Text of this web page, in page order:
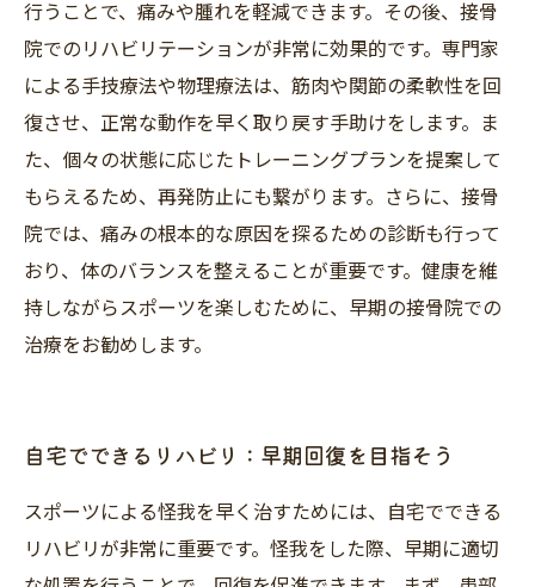
行うことで、痛みや腫れを軽減できます。その後、接骨
院でのリハビリテーションが非常に効果的です。専門家
による手技療法や物理療法は、筋肉や関節の柔軟性を回
復させ、正常な動作を早く取り戻す手助けをします。ま
た、個々の状態に応じたトレーニングプランを提案して
もらえるため、再発防止にも繋がります。さらに、接骨
院では、痛みの根本的な原因を探るための診断も行って
おり、体のバランスを整えることが重要です。健康を維
持しながらスポーツを楽しむために、早期の接骨院での
治療をお勧めします。
自宅でできるリハビリ：早期回復を目指そう
スポーツによる怪我を早く治すためには、自宅でできる
リハビリが非常に重要です。怪我をした際、早期に適切